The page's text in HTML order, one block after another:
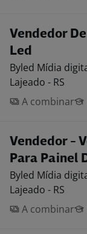
Vendedor
Led
Byled Mídia
Lajeado - RS
A combinar
Vendedor -
Para Painel
Byled Mídia
Lajeado - RS
A combinar